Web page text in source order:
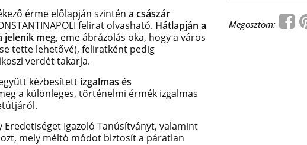
érme előlapján szintén a császár
felirat olvasható. Hátlapján a
jelenik meg, eme ábrázolás oka, hogy a város
tette lehetővé), feliratként pedig
verdét takarja.
kézbesített izgalmas és
a különleges, történelmi érmék izgalmas
Eredetiséget Igazoló Tanúsítványt, valamint
mely méltó módot biztosít a páratlan
Megosztom: